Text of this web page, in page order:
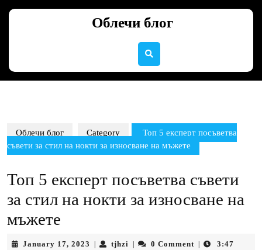
Облечи блог
Облечи блог Category
Топ 5 експерт посъветва
съвети за стил на нокти за износване на мъжете
Топ 5 експерт посъветва съвети
за стил на нокти за износване на
мъжете
January 17, 2023 January
tjhzi tjhzi 0 Comment
3:47